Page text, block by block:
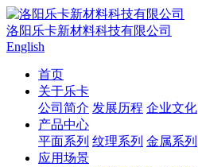
洛阳乐卡新材料科技有限公司
English
首页
关于乐卡
公司简介 发展历程 企业文化
产品中心
平面系列 纹理系列 金属系列
应用场景